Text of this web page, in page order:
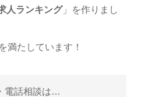
人ランキング」を作りまし
満たしています！
電話相談は…